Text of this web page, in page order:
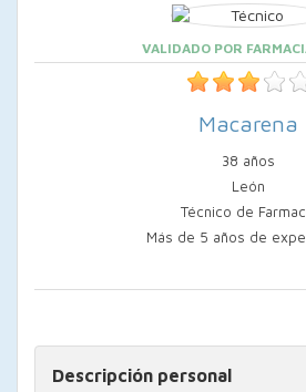
VALIDADO POR
Macarena
38 años
León
Técnico de
Más de 5 años de
Descripción personal